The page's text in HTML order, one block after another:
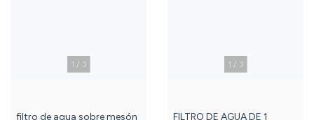
1 / 3
filtro de agua sobre mesón
1 / 3
FILTRO DE AGUA DE 1